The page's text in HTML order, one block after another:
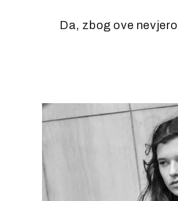
Da, zbog ove